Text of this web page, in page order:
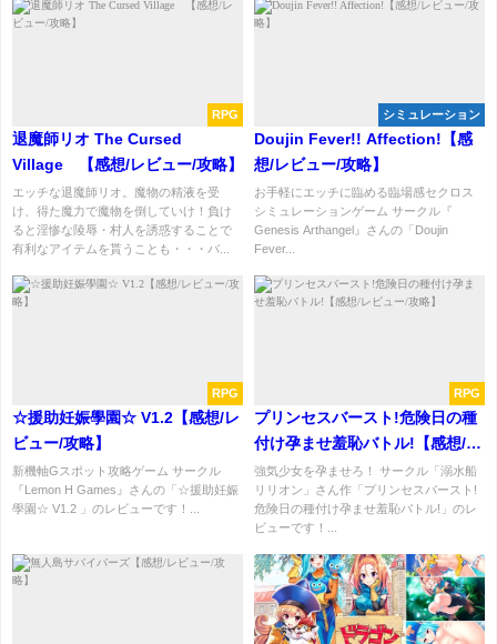
RPG
退魔師リオ The Cursed
Village 【感想/レビュー/攻略】
エッチな退魔師リオ。魔物の精液を受
け、得た魔力で魔物を倒していけ！負け
ると淫惨な陵辱・村人を誘惑することで
有利なアイテムを貰うことも・・・バ...
シミュレーション
Doujin Fever!! Affection!【感
想/レビュー/攻略】
お手軽にエッチに臨める臨場感セクロス
シミュレーションゲーム サークル『
Genesis Arthangel』さんの「Doujin
Fever...
RPG
☆援助妊娠學園☆ V1.2【感想/レ
ビュー/攻略】
新機軸Gスポット攻略ゲーム サークル
『Lemon H Games』さんの「☆援助妊娠
學園☆ V1.2 」のレビューです！...
RPG
プリンセスバースト!危険日の種
付け孕ませ羞恥バトル!【感想/レ
ビュー/攻略】
強気少女を孕ませろ！ サークル「溺水船
リリオン」さん作「プリンセスバースト!
危険日の種付け孕ませ羞恥バトル!」のレ
ビューです！...